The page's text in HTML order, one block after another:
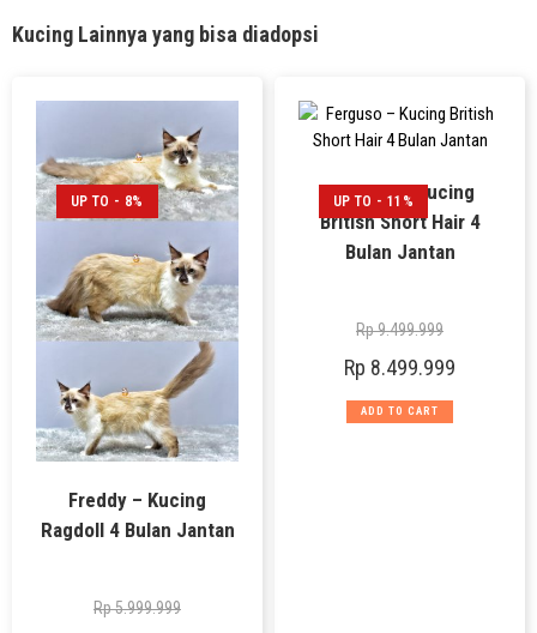
Kucing Lainnya yang bisa diadopsi
UP TO - 8%
Freddy – Kucing
Ragdoll 4 Bulan Jantan
Rp5.999.999
UP TO - 11%
Ferguso – Kucing
British Short Hair 4
Bulan Jantan
Rp9.499.999
Rp 8.499.999
ADD TO CART